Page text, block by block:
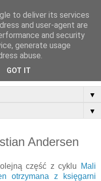
▼
▼
Andersen
część z cyklu Mali
otrzymana z księgarni
to deliver its services
and user-agent are
and security
generate usage
abuse.
GOT IT